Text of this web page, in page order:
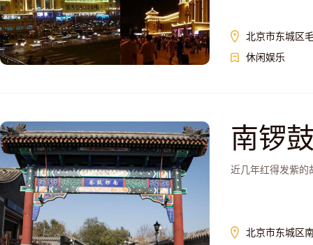
北京市东城区
休闲娱乐
南锣
近几年红得发紫的
北京市东城区